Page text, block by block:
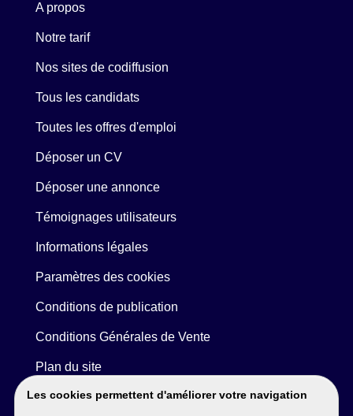
Les cookies permettent d'améliorer votre navigation
A propos
Notre tarif
Nos sites de codiffusion
Tous les candidats
Toutes les offres d'emploi
Déposer un CV
Déposer une annonce
Témoignages utilisateurs
Informations légales
Paramètres des cookies
Conditions de publication
Conditions Générales de Vente
Plan du site